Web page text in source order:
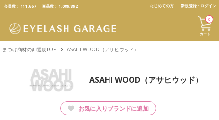
text.skipToContent
text.skipToNavigation
会員数： 111,667 商品数： 1,089,892 はじめての方 新規登録・ログイン
カート
0
まつげ商材の卸通販TOP ASAHI WOOD（アサヒウッド）
ASAHI WOOD（アサヒウッド）
お気に入りブランドに追加